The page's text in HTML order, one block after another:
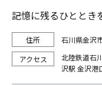
記憶に残るひととき
石川県金沢
北陸鉄道石
沢駅 金沢港